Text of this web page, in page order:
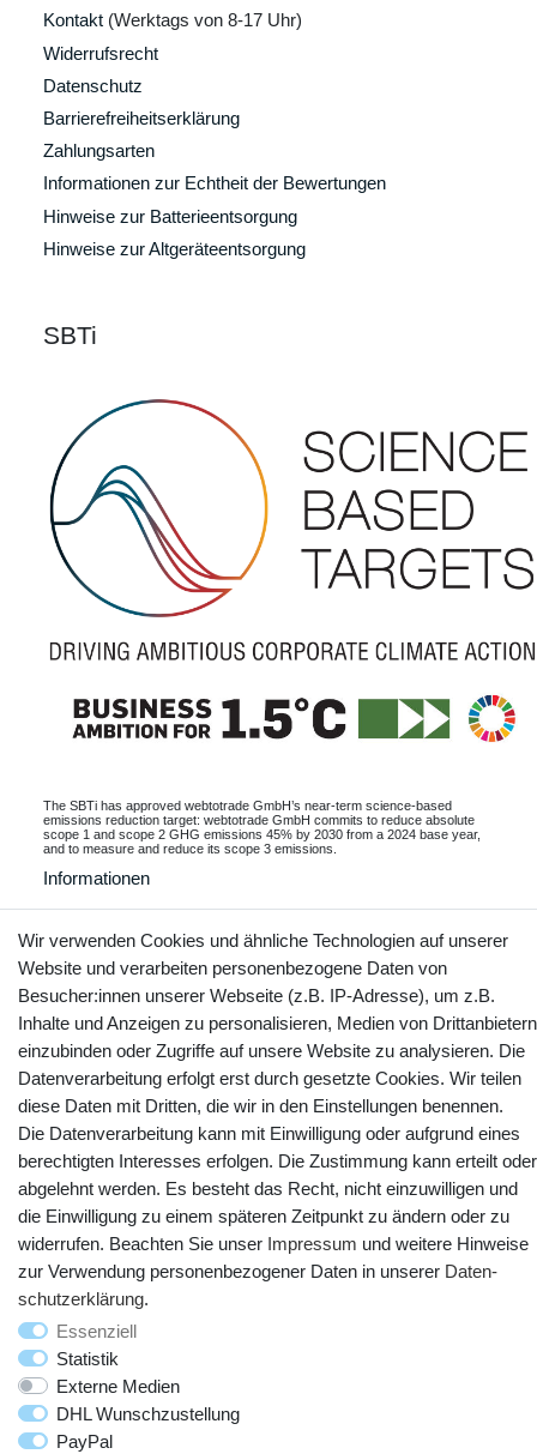
Kontakt (Werktags von 8-17 Uhr)
Widerrufsrecht
Datenschutz
Barrierefreiheitserklärung
Zahlungsarten
Informationen zur Echtheit der Bewertungen
Hinweise zur Batterieentsorgung
Hinweise zur Altgeräteentsorgung
SBTi
The SBTi has approved webtotrade GmbH’s near-term science-based
emissions reduction target: webtotrade GmbH commits to reduce absolute
scope 1 and scope 2 GHG emissions 45% by 2030 from a 2024 base year,
and to measure and reduce its scope 3 emissions.
Informationen
Vertrag widerrufen Kontakt
YouTube Facebook Instagram
© Copyright 2025 webtotrade GmbH. Alle Rechte vorbehalten.
Wir verwenden Cookies und ähnliche Technologien auf unserer
Website und verarbeiten personenbezogene Daten von
Besucher:innen unserer Webseite (z.B. IP-Adresse), um z.B.
Inhalte und Anzeigen zu personalisieren, Medien von Drittanbietern
einzubinden oder Zugriffe auf unsere Website zu analysieren. Die
Datenverarbeitung erfolgt erst durch gesetzte Cookies. Wir teilen
diese Daten mit Dritten, die wir in den Einstellungen benennen.
Die Datenverarbeitung kann mit Einwilligung oder aufgrund eines
berechtigten Interesses erfolgen. Die Zustimmung kann erteilt oder
abgelehnt werden. Es besteht das Recht, nicht einzuwilligen und
die Einwilligung zu einem späteren Zeitpunkt zu ändern oder zu
widerrufen. Beachten Sie unser Impressum und weitere Hinweise
zur Verwendung personenbezogener Daten in unserer Daten­
schutz­erklärung.
Essenziell
Statistik
Externe Medien
DHL Wunschzustellung
PayPal